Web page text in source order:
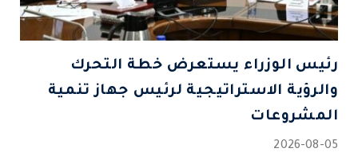
رئيس الوزراء يستعرض خطة التحرك
والرؤية الاستراتيجية لرئيس جهاز تنمية
المشروعات
2026-08-05